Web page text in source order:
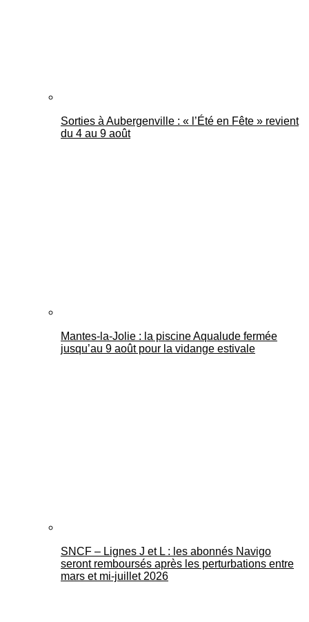
Sorties à Aubergenville : « l’Été en Fête » revient
du 4 au 9 août
Mantes-la-Jolie : la piscine Aqualude fermée
jusqu’au 9 août pour la vidange estivale
SNCF – Lignes J et L : les abonnés Navigo
seront remboursés après les perturbations entre
mars et mi-juillet 2026